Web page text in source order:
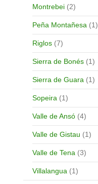
Montrebei (2)
Peña Montañesa (1)
Riglos (7)
Sierra de Bonés (1)
Sierra de Guara (1)
Sopeira (1)
Valle de Ansó (4)
Valle de Gistau (1)
Valle de Tena (3)
Villalangua (1)